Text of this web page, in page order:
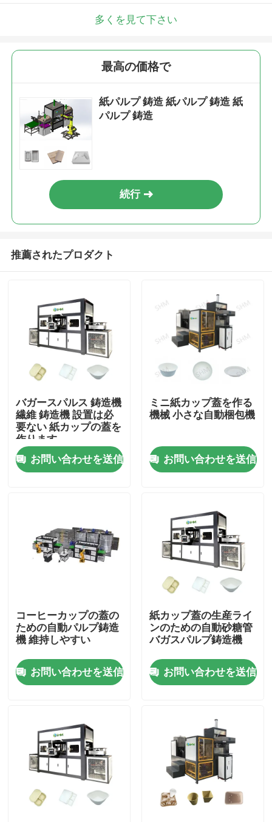
ホーム
企業情報
品質管理
お問い合わせ
形成されたパルプ機械
形成テーブルウェア機械をパルプにしなさい
多くを見て下さい
最高の価格で
紙パルプ 鋳造 紙パルプ 鋳造 紙
パルプ 鋳造
続行
推薦されたプロダクト
バガースパルス 鋳造機
繊維 鋳造機 設置は必
要ない 紙カップの蓋を
作ります
お問い合わせを送信
ミニ紙カップ蓋を作る
機械 小さな自動梱包機
お問い合わせを送信
コーヒーカップの蓋の
ための自動パルプ鋳造
機 維持しやすい
お問い合わせを送信
紙カップ蓋の生産ライ
ンのための自動砂糖管
バガスパルプ鋳造機
お問い合わせを送信